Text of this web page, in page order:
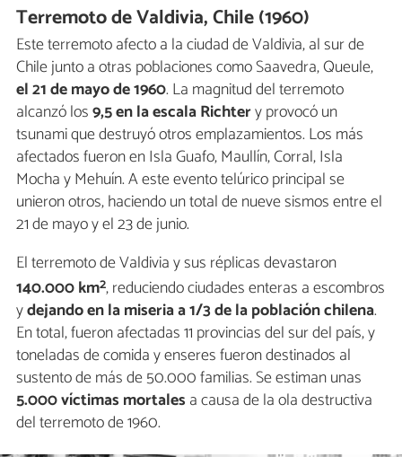
Terremoto de Valdivia, Chile (1960)
Este terremoto afecto a la ciudad de Valdivia, al sur de
Chile junto a otras poblaciones como Saavedra, Queule,
el 21 de mayo de 1960. La magnitud del terremoto
alcanzó los9,5 en la escala Richtery provocó un
tsunami que destruyó otros emplazamientos. Los más
afectados fueron en Isla Guafo, Maullín, Corral, Isla
Mocha y Mehuín. A este evento telúrico principal se
unieron otros, haciendo un total de nueve sismos entre el
21 de mayo y el 23 de junio.
El terremoto de Valdivia y sus réplicas devastaron
140.000 km2, reduciendo ciudades enteras a escombros
ydejando en la miseria a 1/3 de la población chilena.
En total, fueron afectadas 11 provincias del sur del país, y
toneladas de comida y enseres fueron destinados al
sustento de más de 50.000 familias. Se estiman unas
5.000 víctimas mortales a causa de la ola destructiva
del terremoto de 1960.